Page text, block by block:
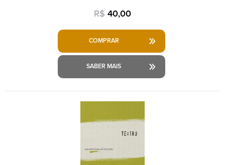
R$ 40,00
COMPRAR
SABER MAIS